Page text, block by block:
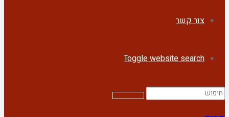
צור קשר
Toggle website search